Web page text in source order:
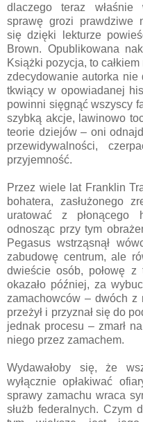
dlaczego teraz właśnie
sprawę grozi prawdziwe
się dzięki lekturze
Brown. Opublikowana
Książki pozycja, to
zdecydowanie autorka nie
tkwiący w opowiadanej
powinni sięgnąć wszyscy
szybką akcje, lawinowo
teorie dziejów – oni
przewidywalności,
przyjemność.
Przez wiele lat Franklin
bohatera, zasłużonego
uratować z płonącego
odnosząc przy tym
Pegasus wstrząsnął
zabudowę centrum, ale
dwieście osób, połowę
okazało później, za
zamachowców – dwóch z
przeżył i przyznał się do
jednak procesu – zmarł
niego przez zamachem.
Wydawałoby się, że
wyłącznie opłakiwać
sprawy zamachu wraca
służb federalnych. Czym